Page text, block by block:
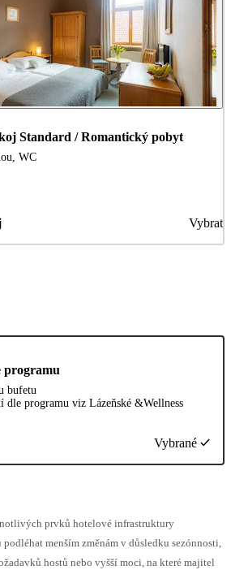
Standard / Romantický pobyt
WC
Vybrat
programu
bufetu
dle programu viz Lázeňské &Wellness
Vybrané
prvků hotelové infrastruktury
menším změnám v důsledku sezónnosti,
hostů nebo vyšší moci, na které majitel